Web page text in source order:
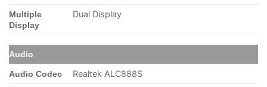
Multiple
Display
Dual Display
Audio
Audio Codec Realtek ALC888S